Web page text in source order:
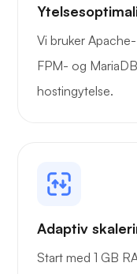
Vi bruker
FPM- og
hostingytelse.
Adaptiv
Start med 1 GB